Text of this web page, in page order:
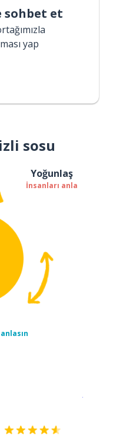
sohbet et
yap
sosu
Yoğunlaş
İnsanları anla